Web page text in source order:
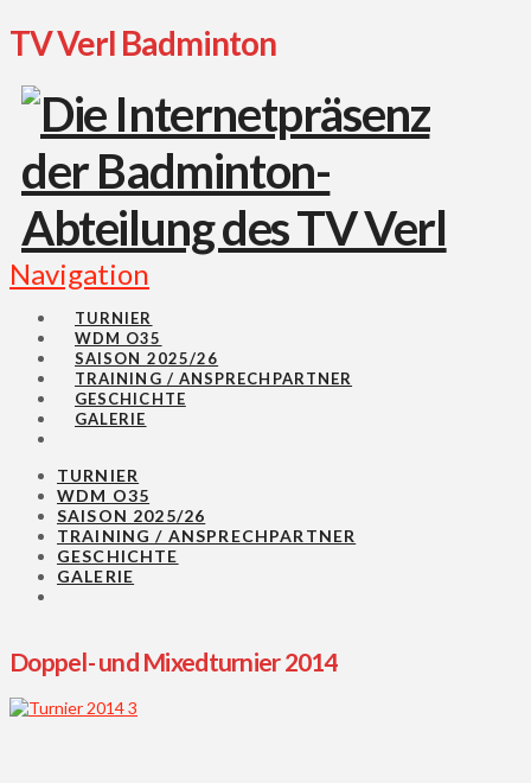
TV Verl Badminton
Navigation
TURNIER
WDM O35
SAISON 2025/26
TRAINING / ANSPRECHPARTNER
GESCHICHTE
GALERIE
TURNIER
WDM O35
SAISON 2025/26
TRAINING / ANSPRECHPARTNER
GESCHICHTE
GALERIE
Doppel- und Mixedturnier 2014